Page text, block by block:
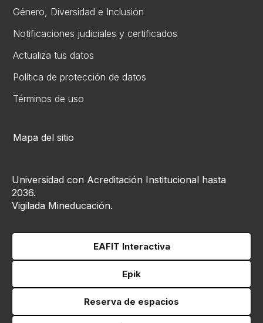
Gén​ero, Diversidad ​e Inclusión
Notificaciones judiciales y certificados
Actualiza tus datos
Política de protección de datos
Términos de uso
Mapa del sitio
Universidad con Acreditación Institucional hasta
2036.
Vigilada Mineducación.
EAFIT Interactiva
Epik
Reserva de espacios